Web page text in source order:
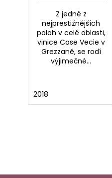
Z jedné z
nejprestižnějších
poloh v celé oblasti,
vinice Case Vecie v
Grezzaně, se rodí
výjimečné...
2018